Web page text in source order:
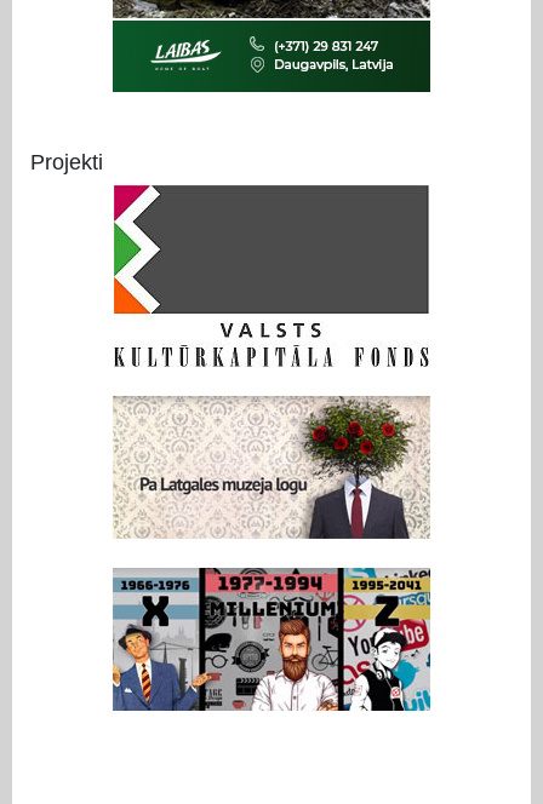
Projekti